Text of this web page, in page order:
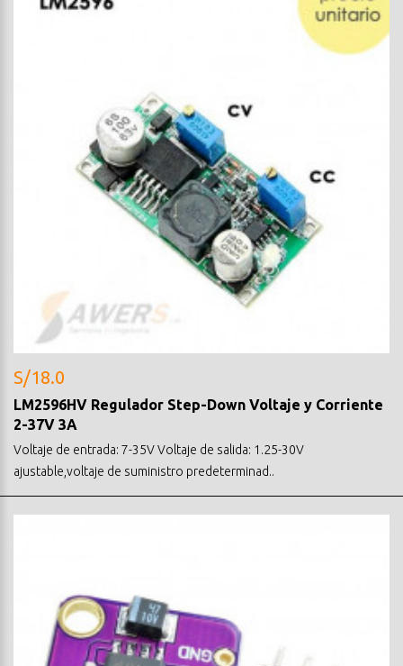
S/18.0
LM2596HV Regulador Step-Down Voltaje y Corriente
2-37V 3A
Voltaje de entrada: 7-35V Voltaje de salida: 1.25-30V
ajustable,voltaje de suministro predeterminad..